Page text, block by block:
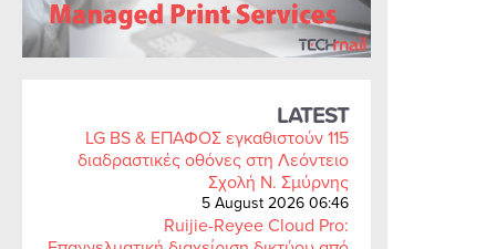
LATEST
LG BS & ΕΠΑΦΟΣ εγκαθιστούν 115
διαδραστικές οθόνες στη Λεόντειο
Σχολή Ν. Σμύρνης
5 August 2026 06:46
Ruijie-Reyee Cloud Pro: